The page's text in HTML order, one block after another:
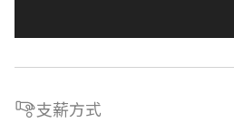
支薪方式